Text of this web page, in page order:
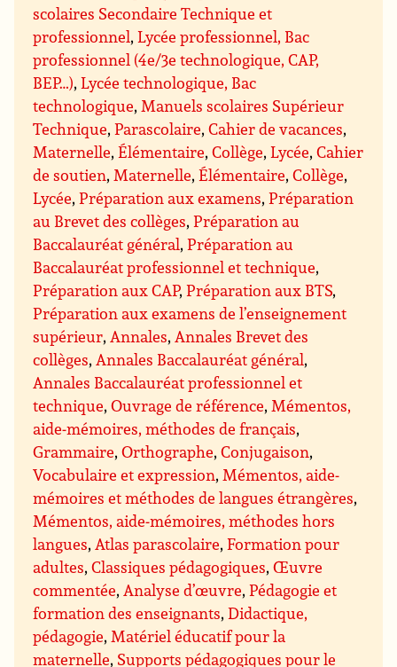
scolaires Secondaire Technique et
professionnel,Lycée professionnel, Bac
professionnel (4e/3e technologique, CAP,
BEP…),Lycée technologique, Bac
technologique, Manuels scolaires Supérieur
Technique,Parascolaire,Cahier de vacances,
Maternelle,Élémentaire,Collège,Lycée,Cahier
de soutien, Maternelle,Élémentaire,Collège,
Lycée,Préparation aux examens,Préparation
au Brevet des collèges,Préparation au
Baccalauréat général,Préparation au
Baccalauréat professionnel et technique,
Préparation aux CAP,Préparation aux BTS,
Préparation aux examens de l’enseignement
supérieur, Annales, Annales Brevet des
collèges, Annales Baccalauréat général,
Annales Baccalauréat professionnel et
technique,Ouvrage de référence, Mémentos,
aide-mémoires, méthodes de français,
Grammaire,Orthographe,Conjugaison,
Vocabulaire et expression, Mémentos, aide-
mémoires et méthodes de langues étrangères,
Mémentos, aide-mémoires, méthodes hors
langues, Atlas parascolaire,Formation pour
adultes,Classiques pédagogiques,Œuvre
commentée, Analyse d’œuvre,Pédagogie et
formation des enseignants,Didactique,
pédagogie, Matériel éducatif pour la
maternelle, Supports pédagogiques pour le